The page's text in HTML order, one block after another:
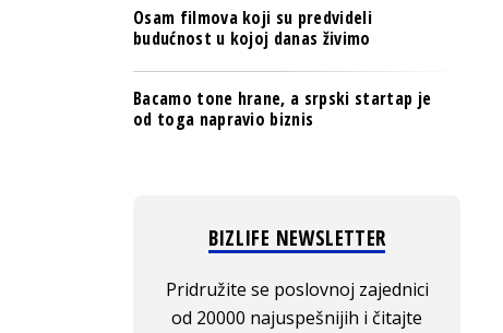
Osam filmova koji su predvideli
budućnost u kojoj danas živimo
Bacamo tone hrane, a srpski startap je
od toga napravio biznis
BIZLIFE NEWSLETTER
Pridružite se poslovnoj zajednici
od 20000 najuspešnijih i čitajte